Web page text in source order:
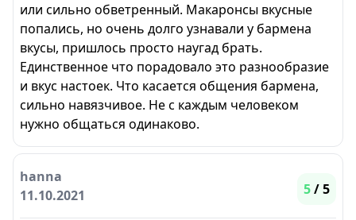
или сильно обветренный. Макаронсы вкусные
попались, но очень долго узнавали у бармена
вкусы, пришлось просто наугад брать.
Единственное что порадовало это разнообразие
и вкус настоек. Что касается общения бармена,
сильно навязчивое. Не с каждым человеком
нужно общаться одинаково.
hanna
11.10.2021
5/ 5